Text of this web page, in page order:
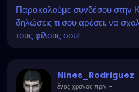
Παρακαλούμε συνδέσου στην
δηλώσεις τι σου αρέσει, να
τους φίλους σου!
Nines_Rodriguez
ένας χρόνος πριν -